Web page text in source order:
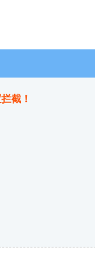
截！